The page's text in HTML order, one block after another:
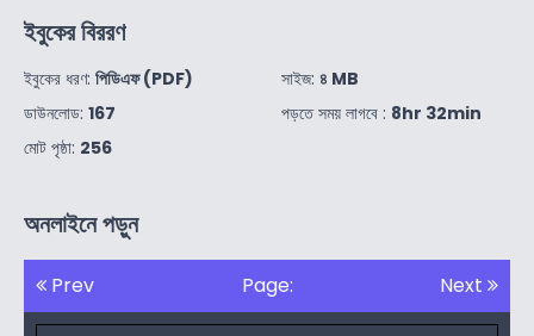
ইবুকের বিররণ
ইবুকের ধরণ: পিডিএফ (PDF)
ডাউনলোড: 167
মোট পৃষ্ঠা: 256
সাইজ: ৪ MB
পড়তে সময় লাগবে : 8hr 32min
অনলাইনে পড়ুন
Prev Page: Next